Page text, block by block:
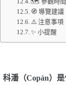
🧭 導覽建議
⚠️ 注意事項
✨ 小提醒
科潘（Copán）